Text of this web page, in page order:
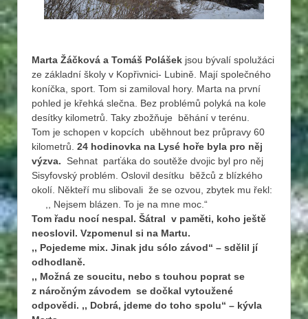
Marta Žáčková a Tomáš Polášek jsou bývalí spolužáci
ze základní školy v Kopřivnici- Lubině. Mají společného
koníčka, sport. Tom si zamiloval hory. Marta na první
pohled je křehká slečna. Bez problémů polyká na kole
desítky kilometrů. Taky zbožňuje běhání v terénu.
Tom je schopen v kopcích uběhnout bez průpravy 60
kilometrů 24 hodinovka na Lysé hoře byla pro něj
výzva. Sehnat parťáka do soutěže dvojic byl pro něj
Sisyfovský problém. Oslovil desítku běžců z blízkého
okolí. Někteří mu slibovali že se ozvou, zbytek mu řekl:
,, Nejsem blázen. To je na mne moc.“
Tom řadu nocí nespal. Šátral v paměti, koho ještě
neoslovil. Vzpomenul si na Martu.
,, Pojedeme mix. Jinak jdu sólo závod“ – sdělil jí
odhodlaně.
,, Možná ze soucitu, nebo s touhou poprat se
z náročným závodem se dočkal vytoužené
odpovědi. ,, Dobrá, jdeme do toho spolu“ – kývla